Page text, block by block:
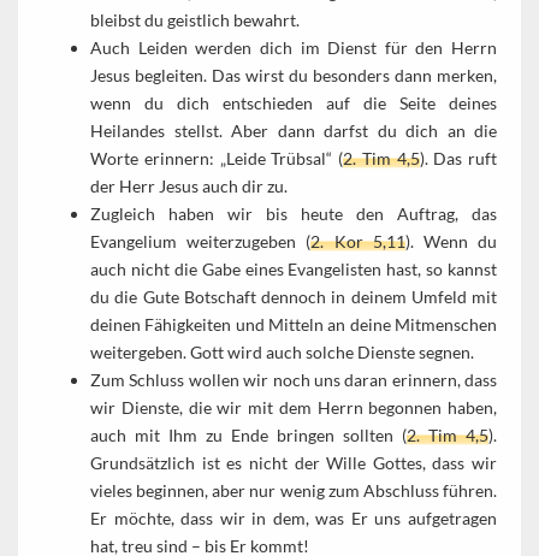
bleibst du geistlich bewahrt.
Auch Leiden werden dich im Dienst für den Herrn
Jesus begleiten. Das wirst du besonders dann merken,
wenn du dich entschieden auf die Seite deines
Heilandes stellst. Aber dann darfst du dich an die
Worte erinnern: „Leide Trübsal“ (2. Tim 4,5). Das ruft
der Herr Jesus auch dir zu.
Zugleich haben wir bis heute den Auftrag, das
Evangelium weiterzugeben (2. Kor 5,11). Wenn du
auch nicht die Gabe eines Evangelisten hast, so kannst
du die Gute Botschaft dennoch in deinem Umfeld mit
deinen Fähigkeiten und Mitteln an deine Mitmenschen
weitergeben. Gott wird auch solche Dienste segnen.
Zum Schluss wollen wir noch uns daran erinnern, dass
wir Dienste, die wir mit dem Herrn begonnen haben,
auch mit Ihm zu Ende bringen sollten (2. Tim 4,5).
Grundsätzlich ist es nicht der Wille Gottes, dass wir
vieles beginnen, aber nur wenig zum Abschluss führen.
Er möchte, dass wir in dem, was Er uns aufgetragen
hat, treu sind – bis Er kommt!